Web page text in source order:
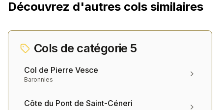
Découvrez d'autres cols similaires
Cols de catégorie 5
Col de Pierre Vesce
Baronnies
Côte du Pont de Saint-Céneri